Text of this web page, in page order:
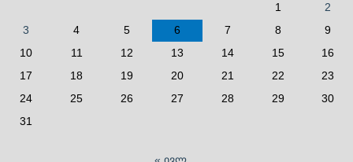
1
2
3
4 5 6 7 8
9
10
11 12 13 14 15
16
17
18 19 20 21 22
23
24
25 26 27 28 29
30
31
« ივლ